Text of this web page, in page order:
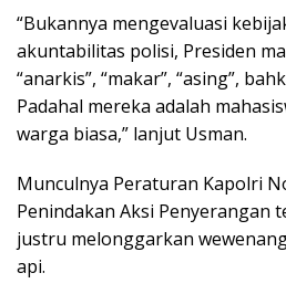
“Bukannya mengevaluasi
akuntabilitas polisi, Presiden
“anarkis”, “makar”, “asing”,
Padahal mereka adalah
warga biasa,” lanjut Usman.
Munculnya Peraturan Kapolri
Penindakan Aksi Penyerangan
justru melonggarkan
api.